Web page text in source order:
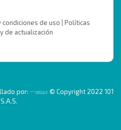
de uso
Políticas
de actualización
por:
© Copyright 2022 101
S.A.S.